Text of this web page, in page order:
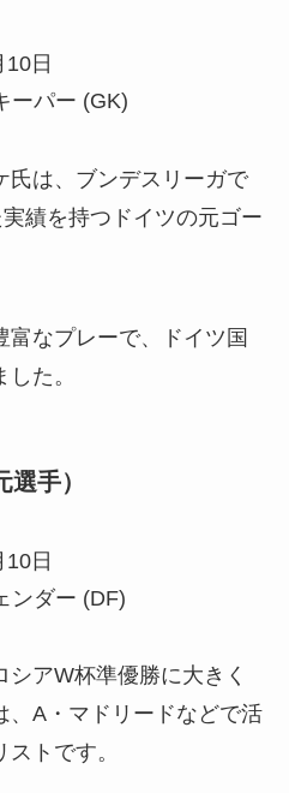
日
ーパー (GK)
氏は、ブンデスリーガで
績を持つドイツの元ゴー
富なプレーで、ドイツ国
た。
手）
日
ンダー (DF)
アW杯準優勝に大きく
、A・マドリードなどで活
トです。